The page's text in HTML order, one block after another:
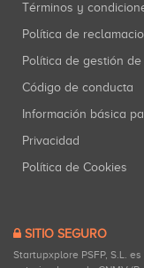
Términos y
Política de
Política de gestión
Código de conducta
Información básica
Privacidad
Política de Cookies
SITIO SEGURO
Startupxplore PSFP, S.L.